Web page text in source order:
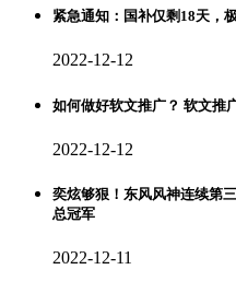
紧急通知：国补仅剩18天，
2022-12-12
如何做好软文推广？ 软文推
2022-12-12
奕炫够狠！东风风神连续第
总冠军
2022-12-11